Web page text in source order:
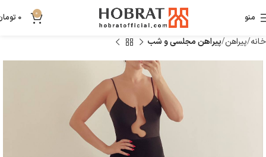
منو 0
0
خانه پیراهن پیراهن مجلسی و شب